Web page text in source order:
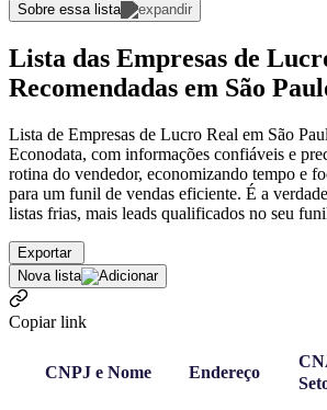
Sobre essa lista
Lista das Empresas de
Recomendadas em São
Lista de Empresas de Lucro Real em São
Econodata, com informações confiáveis e
rotina do vendedor, economizando tempo e
para um funil de vendas eficiente. É a
listas frias, mais leads qualificados no seu
Exportar
Nova lista
Copiar link
CNPJ e Nome Endereço